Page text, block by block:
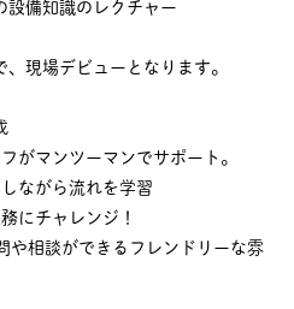
設備知識のレクチャー
現場デビューとなります。
がマンツーマンでサポート。
ながら流れを学習
にチャレンジ！
や相談ができるフレンドリーな雰